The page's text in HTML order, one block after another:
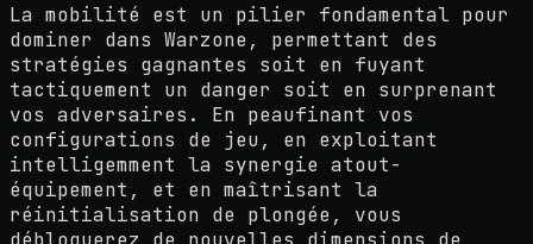
La mobilité est un pilier fondamental pour
dominer dans Warzone, permettant des
stratégies gagnantes soit en fuyant
tactiquement un danger soit en surprenant
vos adversaires. En peaufinant vos
configurations de jeu, en exploitant
intelligemment la synergie atout-
équipement, et en maîtrisant la
réinitialisation de plongée, vous